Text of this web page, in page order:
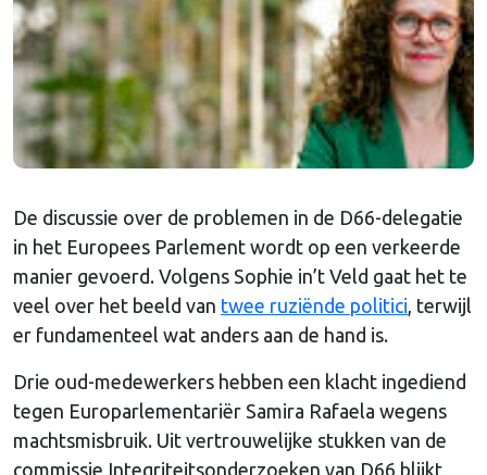
De discussie over de problemen in de D66-delegatie
in het Europees Parlement wordt op een verkeerde
manier gevoerd. Volgens Sophie in’t Veld gaat het te
veel over het beeld van twee ruziënde politici , terwijl
er fundamenteel wat anders aan de hand is.
Drie oud-medewerkers hebben een klacht ingediend
tegen Europarlementariër Samira Rafaela wegens
machtsmisbruik. Uit vertrouwelijke stukken van de
commissie Integriteitsonderzoeken van D66 blijkt